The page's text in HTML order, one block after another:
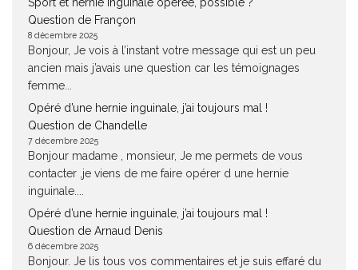
Question de Françon
8 décembre 2025
Bonjour, Je vois à l’instant votre message qui est un peu
ancien mais j’avais une question car les témoignages
femme...
Opéré d’une hernie inguinale, j’ai toujours mal !
Question de Chandelle
7 décembre 2025
Bonjour madame , monsieur, Je me permets de vous
contacter ,je viens de me faire opérer d une hernie
inguinale....
Opéré d’une hernie inguinale, j’ai toujours mal !
Question de Arnaud Denis
6 décembre 2025
Bonjour. Je lis tous vos commentaires et je suis effaré du